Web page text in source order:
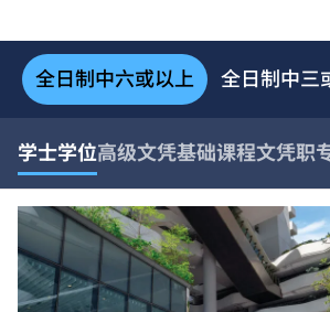
全日制中六或以上 全日制中三
学士学位高级文凭基础课程文凭职